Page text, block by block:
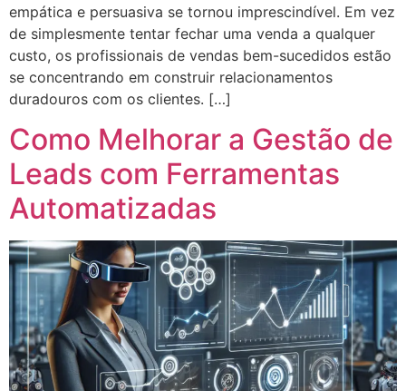
empática e persuasiva se tornou imprescindível. Em vez
de simplesmente tentar fechar uma venda a qualquer
custo, os profissionais de vendas bem-sucedidos estão
se concentrando em construir relacionamentos
duradouros com os clientes. […]
Como Melhorar a Gestão de
Leads com Ferramentas
Automatizadas